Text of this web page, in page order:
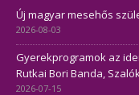
Új magyar mesehős
2026-08-03
Gyerekprogramok az
Rutkai Bori Banda,
2026-07-15